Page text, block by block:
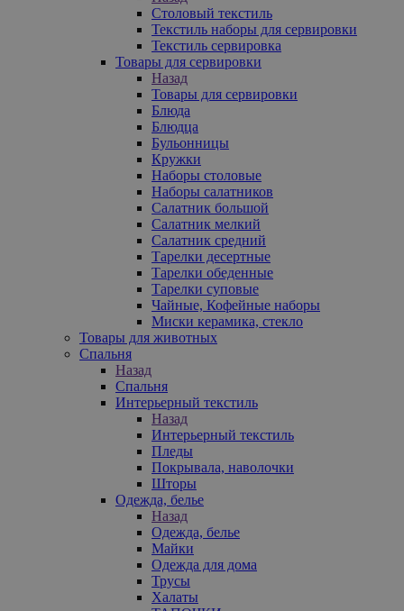
Столовый текстиль
Текстиль наборы для сервировки
Текстиль сервировка
Товары для сервировки
Назад
Товары для сервировки
Блюда
Блюдца
Бульонницы
Кружки
Наборы столовые
Наборы салатников
Салатник большой
Салатник мелкий
Салатник средний
Тарелки десертные
Тарелки обеденные
Тарелки суповые
Чайные, Кофейные наборы
Миски керамика, стекло
Товары для животных
Спальня
Назад
Спальня
Интерьерный текстиль
Назад
Интерьерный текстиль
Пледы
Покрывала, наволочки
Шторы
Одежда, белье
Назад
Одежда, белье
Майки
Одежда для дома
Трусы
Халаты